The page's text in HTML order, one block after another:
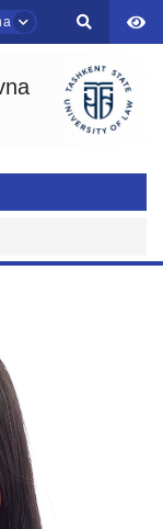
2. Hujjatlar (magistr) (4)
4. Suhbat (magistr) (5)